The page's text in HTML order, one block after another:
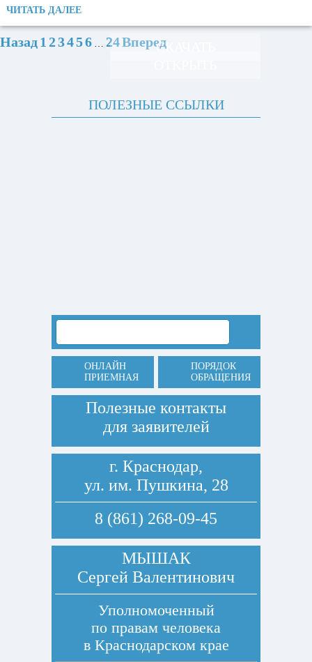
ЧИТАТЬ ДАЛЕЕ
Назад1 23456 24ВпередСКАЧАТЬ
ПОЛЕЗНЫЕ ССЫЛКИ
ОНЛАЙН
ПРИЕМНАЯ
ПОРЯДОК
ОБРАЩЕНИЯ
Полезные контакты
для заявителей
г. Краснодар,
ул. им. Пушкина, 28
8 (861) 268-09-45
МЫШАК
Сергей Валентинович
Уполномоченный
по правам человека
в Краснодарском крае